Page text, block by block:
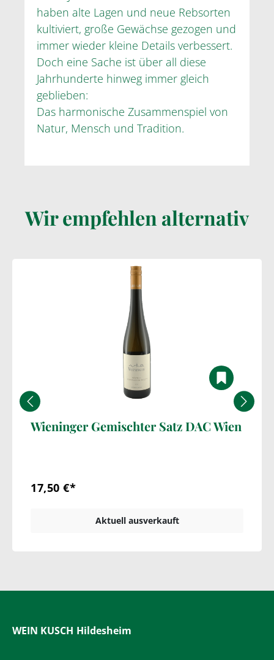
haben alte Lagen und neue Rebsorten
kultiviert, große Gewächse gezogen und
immer wieder kleine Details verbessert.
Doch eine Sache ist über all diese
Jahrhunderte hinweg immer gleich
geblieben:
Das harmonische Zusammenspiel von
Natur, Mensch und Tradition.
Wir empfehlen alternativ
Wieninger Gemischter Satz DAC Wien
17,50 €*
Aktuell ausverkauft
WEIN KUSCH Hildesheim